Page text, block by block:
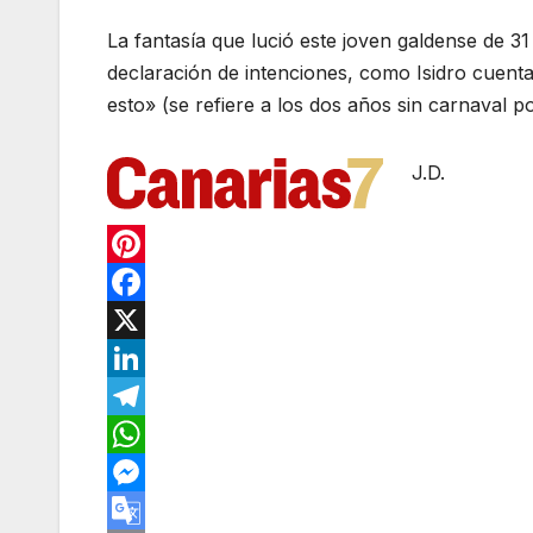
La fantasía que lució este joven galdense de
declaración de intenciones, como Isidro
esto» (se refiere a los dos años sin carnaval
J.D.
P
n
e
r
e
F
a
c
e
b
o
X
L
n
k
T
eW
hM